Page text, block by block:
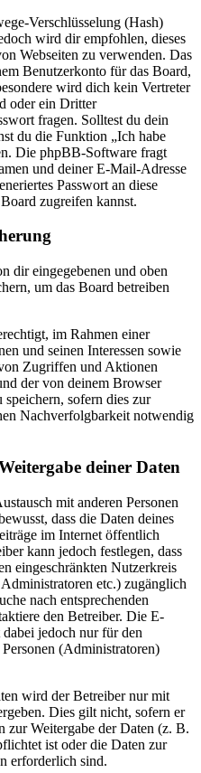
Verschlüsselung (Hash)
wird dir empfohlen, dieses
Webseiten zu verwenden. Das
Benutzerkonto für das Board,
wird dich kein Vertreter
oder ein Dritter
fragen. Solltest du dein
du die Funktion „Ich habe
Die phpBB-Software fragt
und deiner E-Mail-Adresse
Passwort an diese
zugreifen kannst.
dir eingegebenen und oben
um das Board betreiben
im Rahmen einer
und seinen Interessen sowie
Zugriffen und Aktionen
der von deinem Browser
sofern dies zur
Nachverfolgbarkeit notwendig
deiner Daten
mit anderen Personen
dass die Daten deines
im Internet öffentlich
kann jedoch festlegen, dass
eingeschränkten Nutzerkreis
etc.) zugänglich
nach entsprechenden
den Betreiber. Die E-
jedoch nur für den
(Administratoren)
wird der Betreiber nur mit
Dies gilt nicht, sofern er
zur Weitergabe der Daten (z. B.
ist oder die Daten zur
erforderlich sind.